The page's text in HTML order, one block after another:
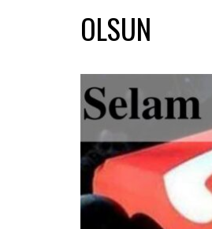
OLSUN